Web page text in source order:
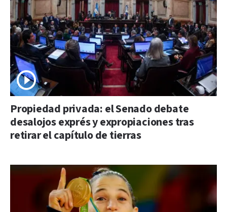
Propiedad privada: el Senado debate
desalojos exprés y expropiaciones tras
retirar el capítulo de tierras